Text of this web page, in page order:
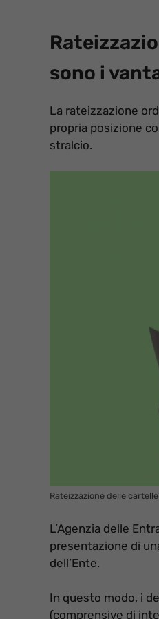
sono i
La rateizzazione
propria posizione
stralcio.
Rateizzazione delle
L’Agenzia delle
presentazione di
dell’Ente.
In questo modo, i
(comprensive di